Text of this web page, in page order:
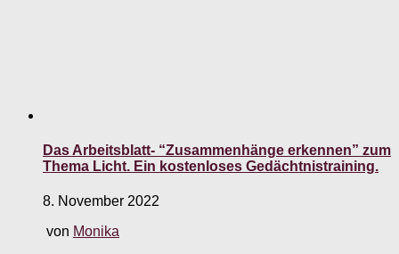
Das Arbeitsblatt- “Zusammenhänge erkennen” zum
Thema Licht. Ein kostenloses Gedächtnistraining.
8. November 2022
von Monika